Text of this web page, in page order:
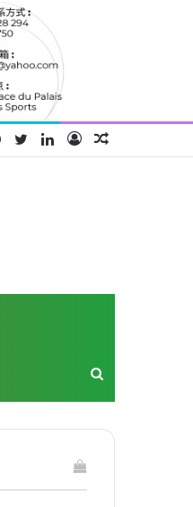
Connexion
Linkedin
Twitter
Facebook